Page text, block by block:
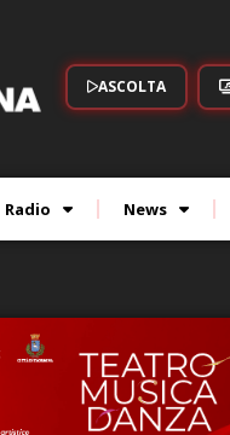
ASCOLTA
Radio News